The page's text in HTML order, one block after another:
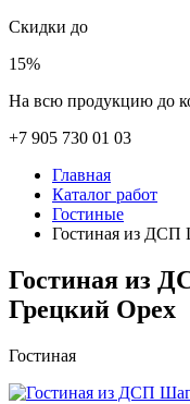
Скидки до
15%
На всю продукцию до
+7 905 730 01 03
Главная
Каталог работ
Гостиные
Гостиная из ДСП
Гостиная из
Грецкий Орех
Гостиная